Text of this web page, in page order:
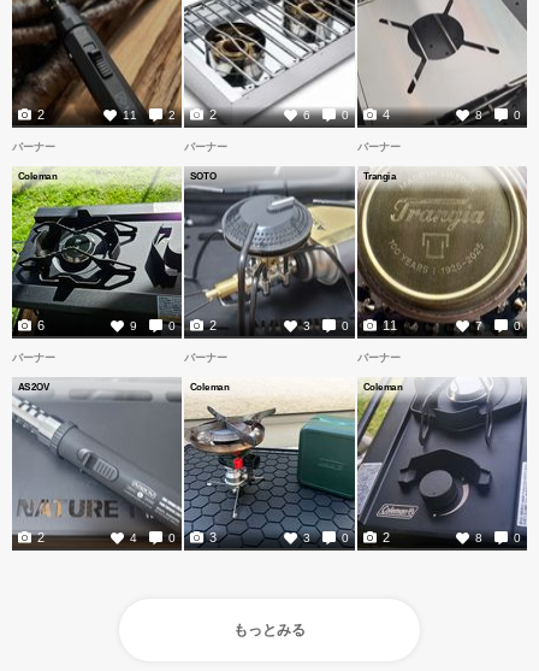
11 2
2 6 0
2 8 0
4
バーナー
Coleman
9 0
6
バーナー
SOTO
3 0
2
バーナー
Trangia
7 0
11
バーナー
AS2OV
4 0
2
バーナー
Coleman
3 0
3
バーナー
Coleman
8 0
2
もっとみる